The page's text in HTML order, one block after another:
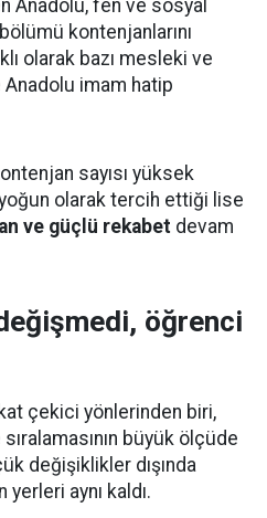
Anadolu, fen ve sosyal
kontenjanlarını
olarak bazı mesleki ve
imam hatip
sayısı yüksek
olarak tercih ettiği lise
ve güçlü rekabet devam
öğrenci
çekici yönlerinden biri,
büyük ölçüde
değişiklikler dışında
aynı kaldı.